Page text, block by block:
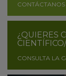
CONTÁCTANOS
¿QUIERES
CONSULTA LA